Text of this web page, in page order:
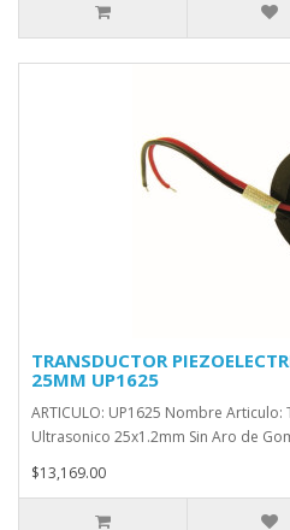
TRANSDUCTOR
25MM UP1625
ARTICULO: UP1625 Nombre
Ultrasonico 25x1.2mm Sin Aro de
$13,169.00